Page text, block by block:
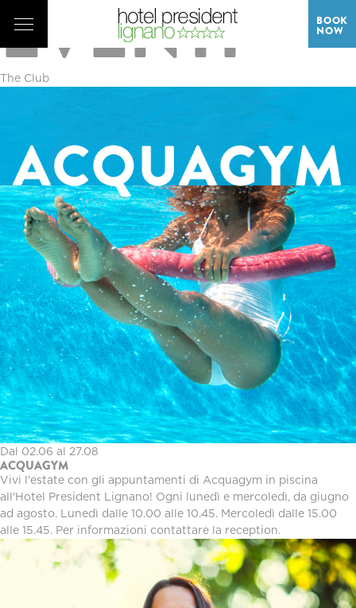
BOOK
NOW
EVENTI
The Club
Dal 02.06 al 27.08
ACQUAGYM
Vivi l'estate con gli appuntamenti di Acquagym in piscina
all'Hotel President Lignano! Ogni lunedì e mercoledì, da giugno
ad agosto. Lunedì dalle 10.00 alle 10.45. Mercoledì dalle 15.00
alle 15.45. Per informazioni contattare la reception.